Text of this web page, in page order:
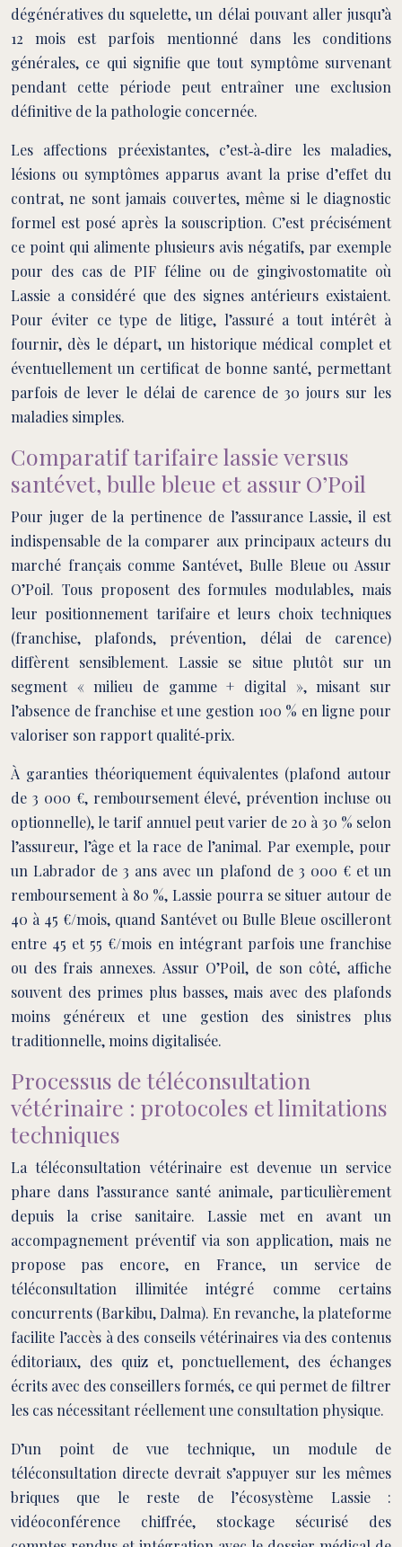
dégénératives du squelette, un délai pouvant aller jusqu’à
12 mois est parfois mentionné dans les conditions
générales, ce qui signifie que tout symptôme survenant
pendant cette période peut entraîner une exclusion
définitive de la pathologie concernée.
Les affections préexistantes, c’est‑à‑dire les maladies,
lésions ou symptômes apparus avant la prise d’effet du
contrat, ne sont jamais couvertes, même si le diagnostic
formel est posé après la souscription. C’est précisément
ce point qui alimente plusieurs avis négatifs, par exemple
pour des cas de PIF féline ou de gingivostomatite où
Lassie a considéré que des signes antérieurs existaient.
Pour éviter ce type de litige, l’assuré a tout intérêt à
fournir, dès le départ, un historique médical complet et
éventuellement un certificat de bonne santé, permettant
parfois de lever le délai de carence de 30 jours sur les
maladies simples.
Comparatif tarifaire lassie versus
santévet, bulle bleue et assur O’Poil
Pour juger de la pertinence de l’assurance Lassie, il est
indispensable de la comparer aux principaux acteurs du
marché français comme Santévet, Bulle Bleue ou Assur
O’Poil. Tous proposent des formules modulables, mais
leur positionnement tarifaire et leurs choix techniques
(franchise, plafonds, prévention, délai de carence)
diffèrent sensiblement. Lassie se situe plutôt sur un
segment « milieu de gamme + digital », misant sur
l’absence de franchise et une gestion 100 % en ligne pour
valoriser son rapport qualité‑prix.
À garanties théoriquement équivalentes (plafond autour
de 3 000 €, remboursement élevé, prévention incluse ou
optionnelle), le tarif annuel peut varier de 20 à 30 % selon
l’assureur, l’âge et la race de l’animal. Par exemple, pour
un Labrador de 3 ans avec un plafond de 3 000 € et un
remboursement à 80 %, Lassie pourra se situer autour de
40 à 45 €/mois, quand Santévet ou Bulle Bleue oscilleront
entre 45 et 55 €/mois en intégrant parfois une franchise
ou des frais annexes. Assur O’Poil, de son côté, affiche
souvent des primes plus basses, mais avec des plafonds
moins généreux et une gestion des sinistres plus
traditionnelle, moins digitalisée.
Processus de téléconsultation
vétérinaire : protocoles et limitations
techniques
La téléconsultation vétérinaire est devenue un service
phare dans l’assurance santé animale, particulièrement
depuis la crise sanitaire. Lassie met en avant un
accompagnement préventif via son application, mais ne
propose pas encore, en France, un service de
téléconsultation illimitée intégré comme certains
concurrents (Barkibu, Dalma). En revanche, la plateforme
facilite l’accès à des conseils vétérinaires via des contenus
éditoriaux, des quiz et, ponctuellement, des échanges
écrits avec des conseillers formés, ce qui permet de filtrer
les cas nécessitant réellement une consultation physique.
D’un point de vue technique, un module de
téléconsultation directe devrait s’appuyer sur les mêmes
briques que le reste de l’écosystème Lassie :
vidéoconférence chiffrée, stockage sécurisé des